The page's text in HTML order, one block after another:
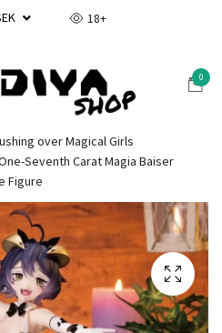
18+
0
over Magical Girls
Seventh Carat Magia Baiser
Figure